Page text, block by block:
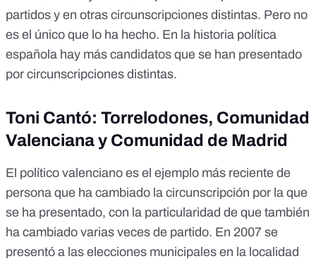
partidos y en otras circunscripciones distintas. Pero no
es el único que lo ha hecho. En la historia política
española hay más candidatos que se han presentado
por circunscripciones distintas.
Toni Cantó: Torrelodones, Comunidad
Valenciana y Comunidad de Madrid
El político valenciano es el ejemplo más reciente de
persona que ha cambiado la circunscripción por la que
se ha presentado, con la particularidad de que también
ha cambiado varias veces de partido. En 2007 se
presentó a las elecciones municipales en la localidad